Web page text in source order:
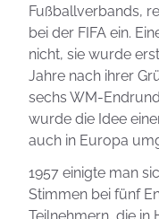
Fußballverbands,
bei der FIFA ein.
nicht, sie wurde
Jahre nach ihrer
sechs WM-
wurde die Idee
auch in Europa
1957 einigte man
Stimmen bei fünf